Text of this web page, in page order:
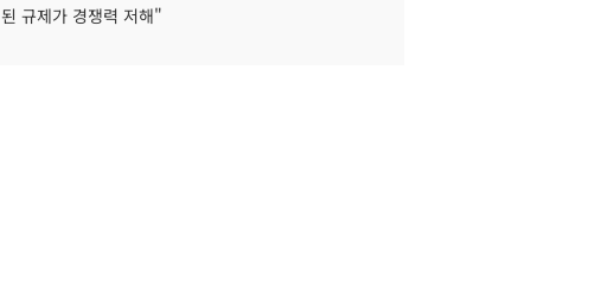
된 규제가 경쟁력 저해"